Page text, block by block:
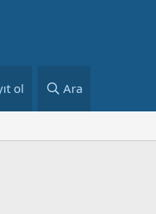
ol Ara